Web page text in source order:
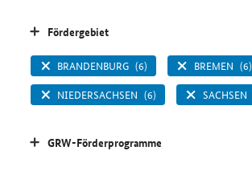
Fördergebiet
BRANDENBURG (6) BREMEN (6)
NIEDERSACHSEN (6) SACHSEN
GRW-Förderprogramme